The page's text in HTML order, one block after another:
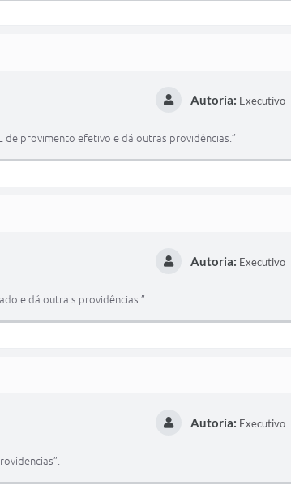
Autoria: Executivo
de provimento efetivo e dá outras providências.”
Autoria: Executivo
e dá outra s providências.”
Autoria: Executivo